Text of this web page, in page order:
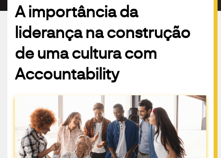
A importância da
liderança na construção
de uma cultura com
Accountability